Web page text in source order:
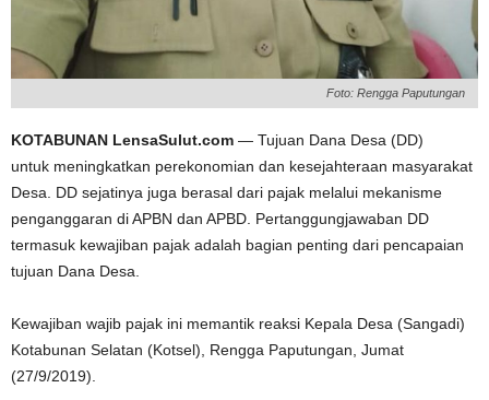
Foto: Rengga Paputungan
KOTABUNAN LensaSulut.com — Tujuan Dana Desa (DD)
untuk meningkatkan perekonomian dan kesejahteraan masyarakat
Desa. DD sejatinya juga berasal dari pajak melalui mekanisme
penganggaran di APBN dan APBD. Pertanggungjawaban DD
termasuk kewajiban pajak adalah bagian penting dari pencapaian
tujuan Dana Desa.
Kewajiban wajib pajak ini memantik reaksi Kepala Desa (Sangadi)
Kotabunan Selatan (Kotsel), Rengga Paputungan, Jumat
(27/9/2019).